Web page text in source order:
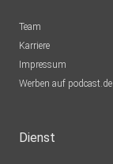
Team
Karriere
Impressum
Werben auf podcast.de
Dienst